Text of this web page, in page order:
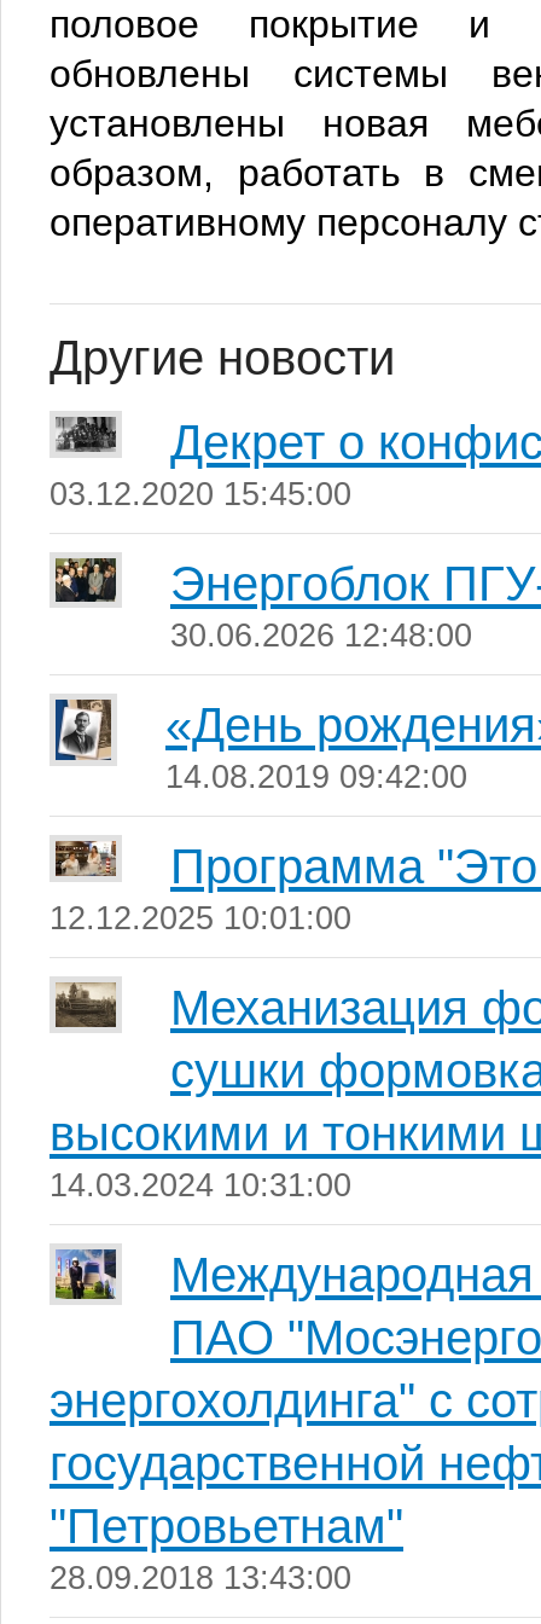
половое покрытие и
обновлены системы
установлены новая
образом, работать в
оперативному персоналу
Другие новости
Декрет о
03.12.2020 15:45:00
Энергоблок
30.06.2026 12:48:00
«День
14.08.2019 09:42:00
Программа
12.12.2025 10:01:00
Механизация
сушки
высокими и тонкими
14.03.2024 10:31:00
Международная
ПАО
энергохолдинга" с
государственной
"Петровьетнам"
28.09.2018 13:43:00